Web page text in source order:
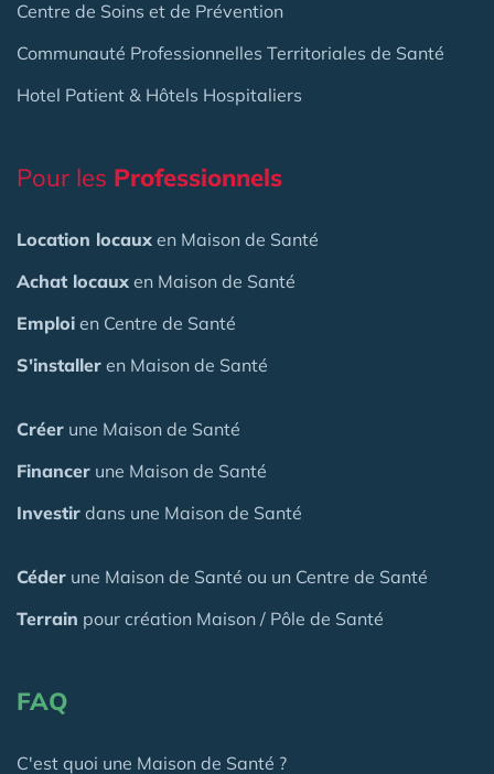
Centre de Soins et de Prévention
Communauté Professionnelles Territoriales de Santé
Hotel Patient & Hôtels Hospitaliers
Pour les Professionnels
Location locaux en Maison de Santé
Achat locaux en Maison de Santé
Emploi en Centre de Santé
S'installer en Maison de Santé
Créer une Maison de Santé
Financer une Maison de Santé
Investir dans une Maison de Santé
Céder une Maison de Santé ou un Centre de Santé
Terrain pour création Maison / Pôle de Santé
FAQ
C'est quoi une Maison de Santé ?